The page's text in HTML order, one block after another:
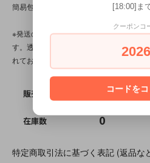
簡易包装です。
※発送の際、ぬいぐるみはプチプチ(エア
す。透明袋(ＯＰＰ袋)に本体を入れ、紙
れてお送り致します。
販売価格 SOLD
在庫数 0
特定商取引法に基づく表記 (返品な
[18:00]まで
クーポンコ
2026
コードを